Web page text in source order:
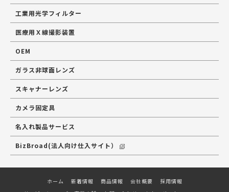
工業用光学フィルター
医療用Ｘ線撮影装置
OEM
ガラス非球面レンズ
スキャナーレンズ
カメラ固定具
名入れ製品サービス
BizBroad(法人向け仕入サイト）
ホーム 新着情報 商品情報 会社概要
採用情報